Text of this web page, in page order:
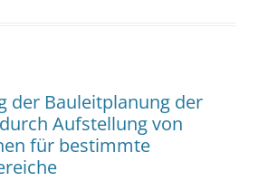
der Bauleitplanung der
Aufstellung von
für bestimmte